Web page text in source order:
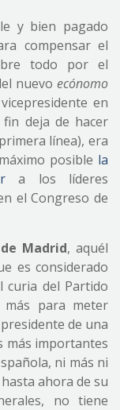
y bien pagado
compensar el
todo por el
nuevo ecónomo
en
deja de hacer
línea), era
posible la
a los líderes
el Congreso de
Madrid, aquél
es considerado
curia del Partido
más para meter
de una
más importantes
ni más ni
hasta ahora de su
no tiene